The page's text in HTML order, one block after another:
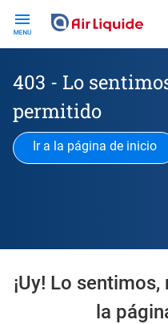
main
403 - Lo
permitido
Ir a la página de inicio
¡Uy! Lo
la